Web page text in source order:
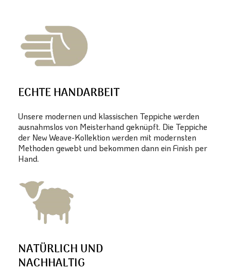
ECHTE HANDARBEIT
Unsere modernen und klassischen Teppiche werden
ausnahmslos von Meisterhand geknüpft. Die Teppiche
der New Weave-Kollektion werden mit modernsten
Methoden gewebt und bekommen dann ein Finish per
Hand.
NATÜRLICH UND
NACHHALTIG